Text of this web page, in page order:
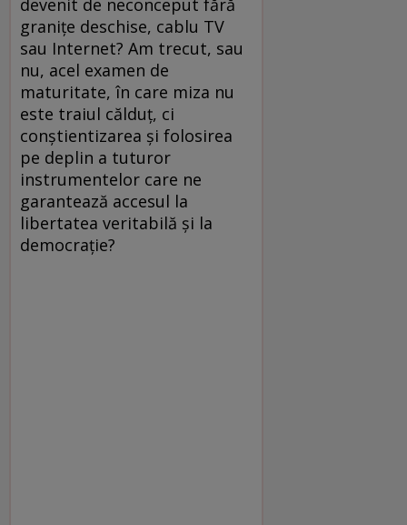
devenit de neconceput fără
graniţe deschise, cablu TV
sau Internet? Am trecut, sau
nu, acel examen de
maturitate, în care miza nu
este traiul călduţ, ci
conştientizarea şi folosirea
pe deplin a tuturor
instrumentelor care ne
garantează accesul la
libertatea veritabilă şi la
democraţie?